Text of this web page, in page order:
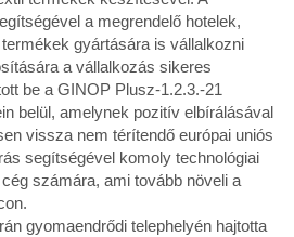
a megrendelő hotelek,
gyártására is vállalkozni
a vállalkozás sikeres
be a GINOP Plusz-1.2.3.-21
belül, amelynek pozitív elbírálásával
vissza nem térítendő európai uniós
segítségével komoly technológiai
számára, ami tovább növeli a
gyomaendrődi telephelyén hajtotta